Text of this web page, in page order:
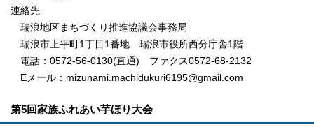
連絡先
瑞浪地区まちづくり推進協議会事務局
瑞浪市上平町1丁目1番地 瑞浪市役所西分庁舎1階
電話：0572-56-0130(直通) ファクス0572-68-2132
Eメール：mizunami.machidukuri6195@gmail.com
第5回家族ふれあい芋ほり大会